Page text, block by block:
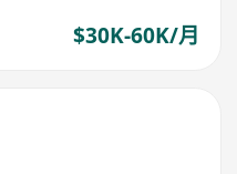
$30K-60K/月